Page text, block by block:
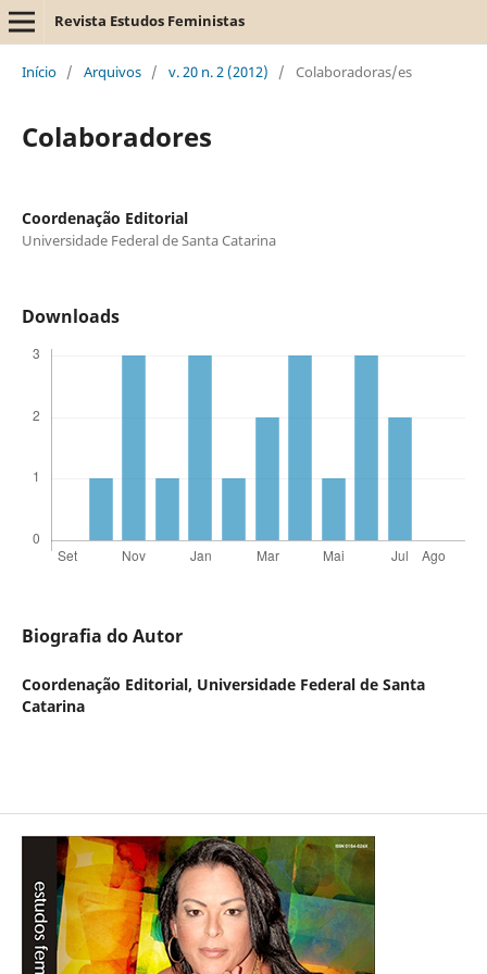
Revista Estudos Feministas
Início / Arquivos / v. 20 n. 2 (2012) / Colaboradoras/es
Colaboradores
Coordenação Editorial
Universidade Federal de Santa Catarina
Downloads
Biografia do Autor
Coordenação Editorial, Universidade Federal de Santa
Catarina